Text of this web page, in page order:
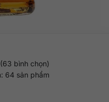
bình chọn)
64 sản phẩm